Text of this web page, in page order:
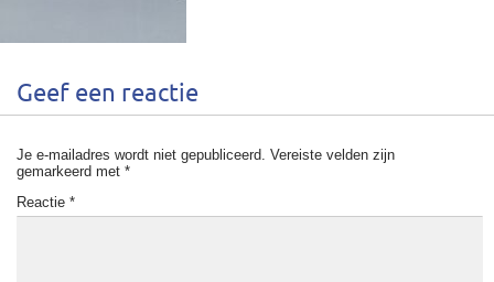
Geef een reactie
Je e-mailadres wordt niet gepubliceerd. Vereiste velden zijn
gemarkeerd met *
Reactie *